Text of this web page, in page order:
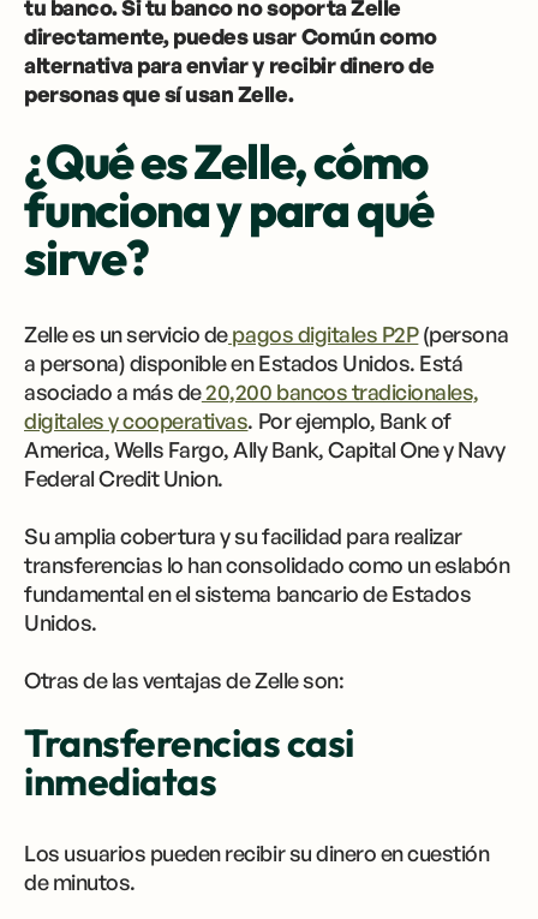
tu banco. Si tu banco no soporta Zelle
directamente, puedes usar Común como
alternativa para enviar y recibir dinero de
personas que sí usan Zelle.
¿Qué es Zelle, cómo
funciona y para qué
sirve?
Zelle es un servicio depagos digitales P2P(persona
a persona) disponible en Estados Unidos. Está
asociado a más de20,200 bancos tradicionales,
digitales y cooperativas. Por ejemplo, Bank of
America, Wells Fargo, Ally Bank, Capital One y Navy
Federal Credit Union.
Su amplia cobertura y su facilidad para realizar
transferencias lo han consolidado como un eslabón
fundamental en el sistema bancario de Estados
Unidos.
Otras de las ventajas de Zelle son:
Transferencias casi
inmediatas
Los usuarios pueden recibir su dinero en cuestión
de minutos.